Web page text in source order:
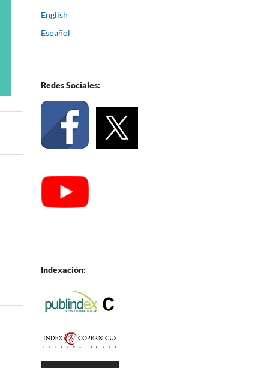
English
Español
Redes Sociales:
Indexación: